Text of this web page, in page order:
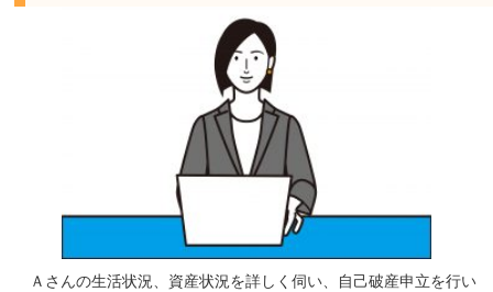
Ａさんの生活状況、資産状況を詳しく伺い、自己破産申立を行い